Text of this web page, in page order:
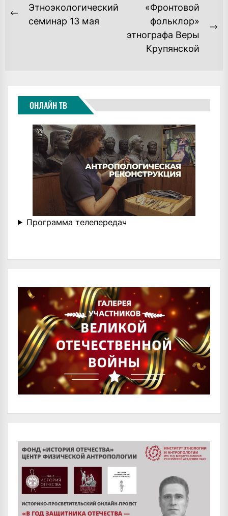
НАВИГАЦИЯ
Previous
Этноэкологический
семинар 13 мая
«Фронтовой
фольклор»
этнографа Веры
Крупянской
ОНЛАЙН ТВ
Программа телепередач